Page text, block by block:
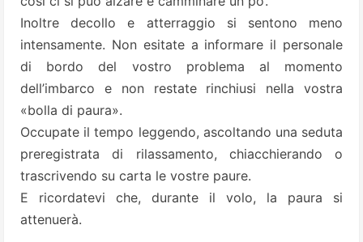
Inoltre decollo e atterraggio si sentono meno
intensamente. Non esitate a informare il personale
di bordo del vostro problema al momento
dell’imbarco e non restate rinchiusi nella vostra
«bolla di paura».
Occupate il tempo leggendo, ascoltando una seduta
preregistrata di rilassamento, chiacchierando o
trascrivendo su carta le vostre paure.
E ricordatevi che, durante il volo, la paura si
attenuerà.